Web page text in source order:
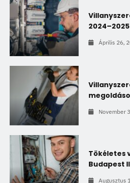
2024–2025
Április 26,
November
Tökéletes
Budapest
Augusztus